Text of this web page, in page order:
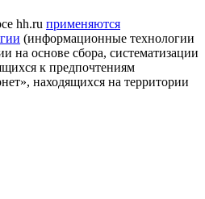
hh.ru применяются
(информационные технологии
на основе сбора, систематизации
к предпочтениям
находящихся на территории